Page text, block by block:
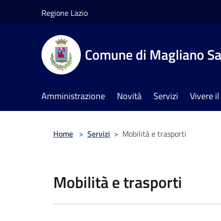
Regione Lazio
Comune di Magliano
Amministrazione Novità Servizi Vivere
Home > Servizi > Mobilità e trasporti
Mobilità e trasporti